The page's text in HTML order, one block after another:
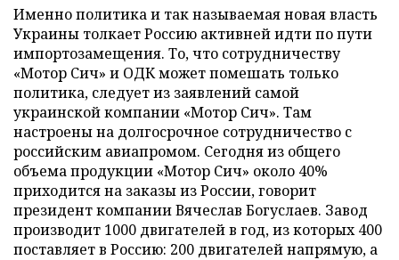
Именно политика и так называемая новая власть
Украины толкает Россию активней идти по пути
импортозамещения. То, что сотрудничеству
«Мотор Сич» и ОДК может помешать только
политика, следует из заявлений самой
украинской компании «Мотор Сич». Там
настроены на долгосрочное сотрудничество с
российским авиапромом. Сегодня из общего
объема продукции «Мотор Сич» около 40%
приходится на заказы из России, говорит
президент компании Вячеслав Богуслаев. Завод
производит 1000 двигателей в год, из которых 400
поставляет в Россию: 200 двигателей напрямую, а